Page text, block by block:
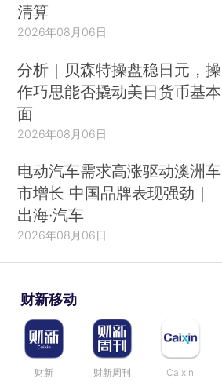
清算
2026年08月06日
分析｜贝森特操盘稳日元，操
作巧思能否撬动美日货币基本
面
2026年08月06日
电动汽车需求高涨驱动澳洲车
市增长 中国品牌表现强劲｜
出海·汽车
2026年08月06日
财新移动
财新 财新周刊 Caixin